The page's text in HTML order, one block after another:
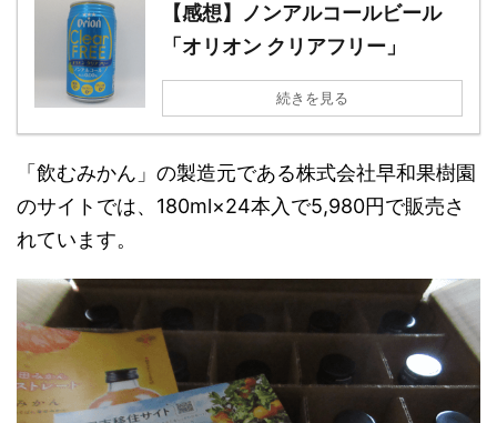
【感想】ノンアルコールビール
「オリオン クリアフリー」
続きを見る
「飲むみかん」の製造元である株式会社早和果樹園
のサイトでは、180ml×24本入で5,980円で販売さ
れています。